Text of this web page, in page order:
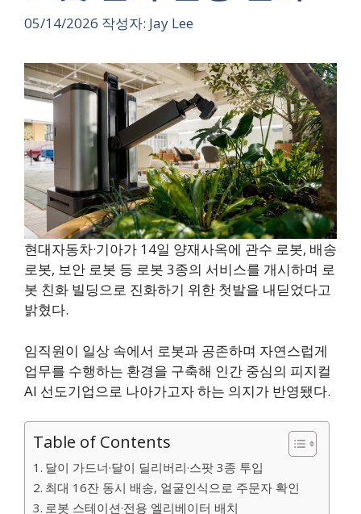
05/14/2026 작성자: Jay Lee
현대자동차·기아가 14일 양재사옥에 관수 로봇, 배송
로봇, 보안 로봇 등 로봇 3종의 서비스를 개시하며 로
봇 친화 빌딩으로 진화하기 위한 첫발을 내딛었다고
밝혔다.
임직원이 일상 속에서 로봇과 공존하며 자연스럽게
업무를 수행하는 환경을 구축해 인간 중심의 피지컬
AI 선도기업으로 나아가고자 하는 의지가 반영됐다.
Table of Contents
달이 가드너·달이 딜리버리·스팟 3종 투입
최대 16잔 동시 배송, 얼굴인식으로 주문자 확인
로봇 스테이션·전용 엘리베이터 배치